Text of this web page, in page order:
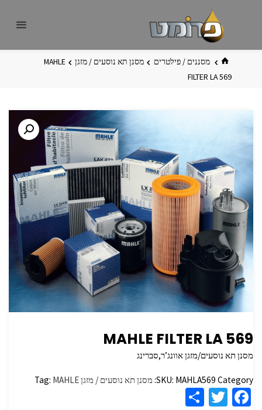
בית מסננים / פילטרים מסנן תא נוסעים / מזגן
MAHLE
FILTER LA 569
MAHLE FILTER LA 569
מסנן תא נוסעים/מזגן אוונג’ר,סברינג
SKU: MAHLA569 Category: מסנן תא נוסעים / מזגן Tag: MAHLE
Fa
T